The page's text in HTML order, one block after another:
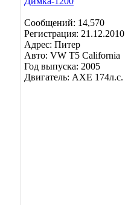
Сообщений: 14,570
Регистрация: 21.12.2010
Адрес: Питер
Авто: VW T5 California
Год выпуска: 2005
Двигатель: AXE 174л.с.